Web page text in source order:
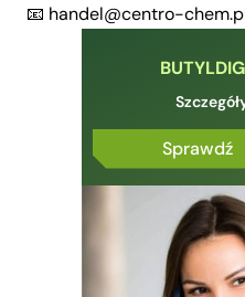
Sprawdź
📧 handel@centro-